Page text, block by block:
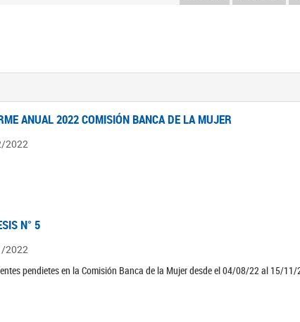
ANUAL 2022 COMISIÓN BANCA DE LA MUJER
2022
N° 5
2022
pendietes en la Comisión Banca de la Mujer desde el 04/08/22 al 15/